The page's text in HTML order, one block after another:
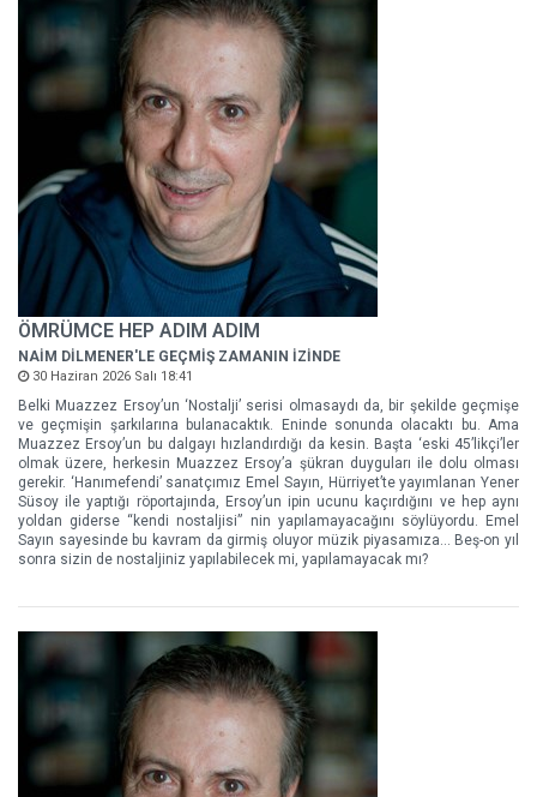
ÖMRÜMCE HEP ADIM ADIM
NAİM DİLMENER'LE GEÇMİŞ ZAMANIN İZİNDE
30 Haziran 2026 Salı 18:41
Belki Muazzez Ersoy’un ‘Nostalji’ serisi olmasaydı da, bir şekilde geçmişe
ve geçmişin şarkılarına bulanacaktık. Eninde sonunda olacaktı bu. Ama
Muazzez Ersoy’un bu dalgayı hızlandırdığı da kesin. Başta ‘eski 45’likçi’ler
olmak üzere, herkesin Muazzez Ersoy’a şükran duyguları ile dolu olması
gerekir. ‘Hanımefendi’ sanatçımız Emel Sayın, Hürriyet’te yayımlanan Yener
Süsoy ile yaptığı röportajında, Ersoy’un ipin ucunu kaçırdığını ve hep aynı
yoldan giderse “kendi nostaljisi” nin yapılamayacağını söylüyordu. Emel
Sayın sayesinde bu kavram da girmiş oluyor müzik piyasamıza... Beş-on yıl
sonra sizin de nostaljiniz yapılabilecek mi, yapılamayacak mı?